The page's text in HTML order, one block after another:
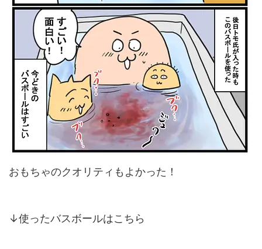
おもちゃのクオリティもよかった！
↓使ったバスボールはこちら